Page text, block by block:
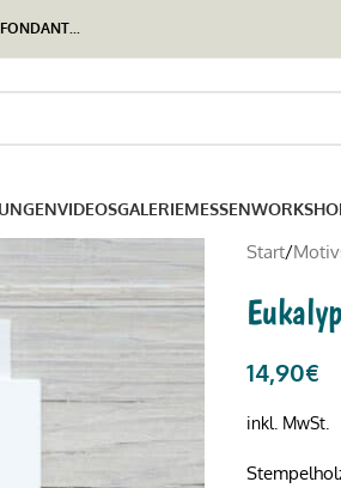
VIDEOSGALERIEMESSEN
Start/
14,90€
inkl. MwSt.